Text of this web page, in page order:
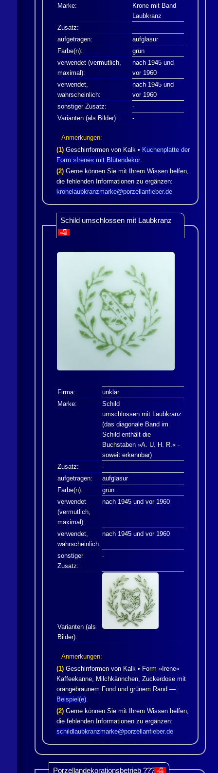
Marke:
Krone mit Band
Laubkranz
Zusatz:
-
aufgetragen:
aufglasur
Farbe(n):
grün
verwendet (vermutlich,
maximal):
nach 1945 und
vor 1960
verwendet,
wahrscheinlich:
nach 1945 und
vor 1960
sonstiger Zusatz:
-
Varianten (als Bilder):
-
Anmerkungen:
(1)Geschirrformen von Kalk • Kuchenplatte der
Form »Irene« mit Blütendekor.
(2)Gerne können Sie mit Ihrem Wissen helfen,
die fehlenden Informationen zu ergänzen:
kronelaubkranzmarke@porzellanfieber.de
Schild umschlossen mit Laubkranz
👎
Firma:
unklar
Marke:
Schild
umschlossen mit Laubkranz
(das diagonale Band im
Schild enthält die
Buchstaben »A. U. H. R.« -
soweit erkennbar)
Zusatz:
-
aufgetragen:
aufglasur
Farbe(n):
grün
verwendet
(vermutlich,
maximal):
nach 1945 und vor 1960
verwendet,
wahrscheinlich:
nach 1945 und vor 1960
sonstiger
Zusatz:
-
Varianten (als
Bilder):
Anmerkungen:
(1)Geschirrformen von Kalk• Form »Irene«
Kaffeekanne, Milchkännchen, Zuckerdose mit
orangebraunem Fond und grünem Rand — :
Beispiel(e).
(2)Gerne können Sie mit Ihrem Wissen helfen,
die fehlenden Informationen zu ergänzen:
schildlaubkranzmarke@porzellanfieber.de
Porzellandekorationsbetrieb ???👎